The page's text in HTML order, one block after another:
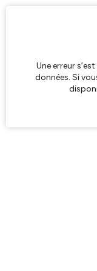
Une erreur
données. Si